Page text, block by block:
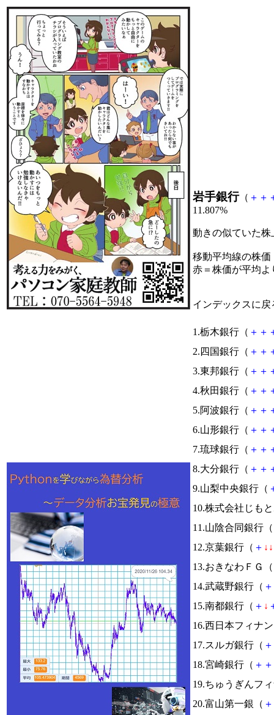
岩手銀行（ ＋ ＋
11.807%
動きの似ていた
移動平均線の株価
赤＝株価が平均
インデックスに戻
1.栃木銀行（ ＋ ＋
2.四国銀行（ ＋ ＋
3.東邦銀行（ ＋ ＋
4.秋田銀行（ ＋ ＋
5.阿波銀行（ ＋ ＋
6.山形銀行（ ＋ ＋
7.琉球銀行（ ＋ ＋
8.大分銀行（ ＋ ＋
9.山梨中央銀行（
10.株式会社じも
11.山陰合同銀行（
12.京葉銀行（ ＋ ↓ ↓
13.おきなわＦＧ（
14.武蔵野銀行（ ＋
15.南都銀行（ ＋ ↓
16.西日本フィナ
17.スルガ銀行（ ＋
18.宮崎銀行（ ＋ ＋
19.ちゅうぎんフ
20.富山第一銀（ ＋